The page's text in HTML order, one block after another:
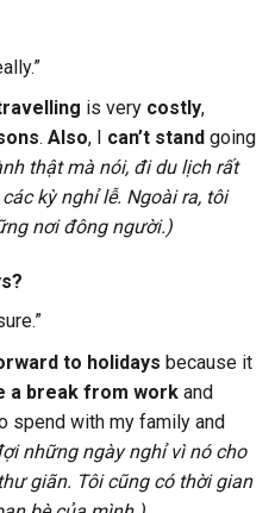
is very costly,
. Also, I can’t stand going
thật mà nói, đi du lịch rất
kỳ nghỉ lễ. Ngoài ra, tôi
nơi đông người.)
to holidays because it
a break from workand
spend with my family and
những ngày nghỉ vì nó cho
giãn. Tôi cũng có thời gian